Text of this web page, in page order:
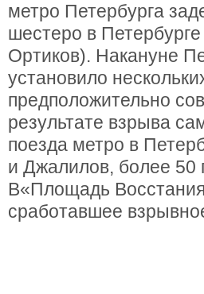
метро Петербурга
шестеро в
Ортиков). Накануне
установило
предположительно
результате взрыва
поезда метро в
и Джалилов, более 50
В«Площадь
сработавшее